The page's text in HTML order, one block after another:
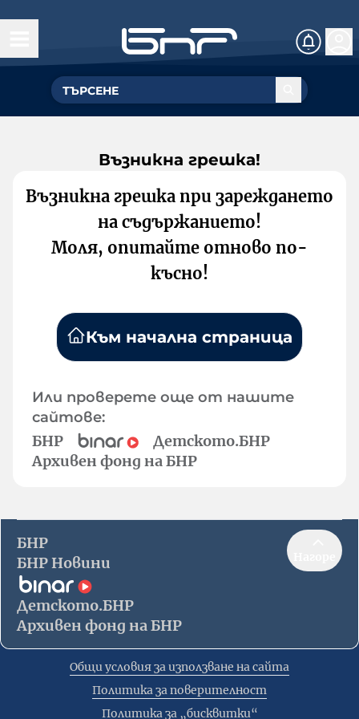
Възникна грешка!
Възникна грешка при зареждането
на съдържанието!
Моля, опитайте отново по-
късно!
Към начална страница
Или проверете още от нашите
сайтове:
БНР
Детското.БНР
Архивен фонд на БНР
БНР
БНР Новини
Детското.БНР
Архивен фонд на БНР
Общи условия за използване на сайта
Политика за поверителност
Политика за „бисквитки“